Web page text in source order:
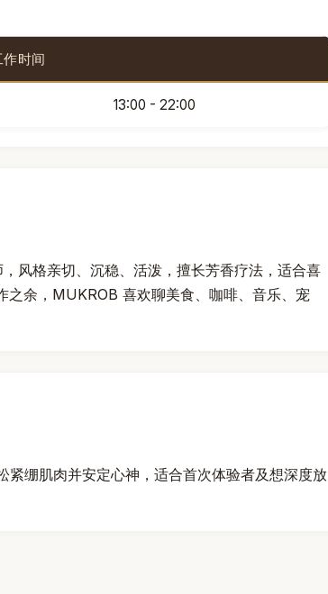
作时间
13:00 - 22:00
风格亲切、沉稳、活泼，擅长芳香疗法，适合喜
余，MUKROB 喜欢聊美食、咖啡、音乐、宠
绷肌肉并安定心神，适合首次体验者及想深度放